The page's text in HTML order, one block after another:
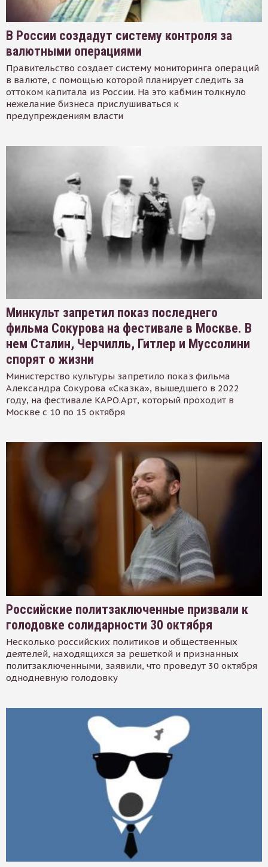
В России создадут систему контроля за
валютными операциями
Правительство создает систему мониторинга операций
в валюте, с помощью которой планирует следить за
оттоком капитала из России. На это кабмин толкнуло
нежелание бизнеса прислушиваться к
предупреждениям власти
Минкульт запретил показ последнего
фильма Сокурова на фестивале в Москве. В
нем Сталин, Черчилль, Гитлер и Муссолини
спорят о жизни
Министерство культуры запретило показ фильма
Александра Сокурова «Сказка», вышедшего в 2022
году, на фестивале КАРО.Арт, который проходит в
Москве с 10 по 15 октября
Российские политзаключенные призвали к
голодовке солидарности 30 октября
Несколько российских политиков и общественных
деятелей, находящихся за решеткой и признанных
политзаключенными, заявили, что проведут 30 октября
однодневную голодовку